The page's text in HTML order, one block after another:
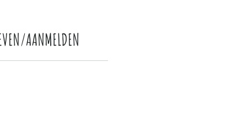
AANMELDEN